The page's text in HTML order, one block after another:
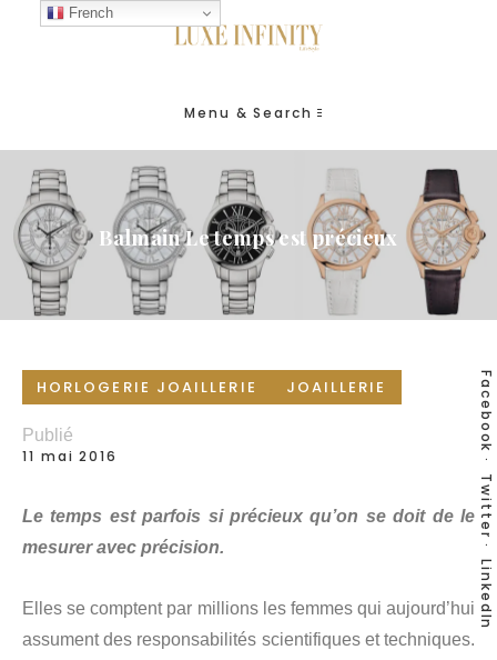
Menu & Search
Balmain Le temps est précieux
Facebook
Twitter
LinkedIn
HORLOGERIE JOAILLERIE JOAILLERIE
Publié
11 mai 2016
Le temps est parfois si précieux qu’on se doit de le
mesurer avec précision.
Elles se comptent par millions les femmes qui aujourd’hui
assument des responsabilités scientifiques et techniques.
French